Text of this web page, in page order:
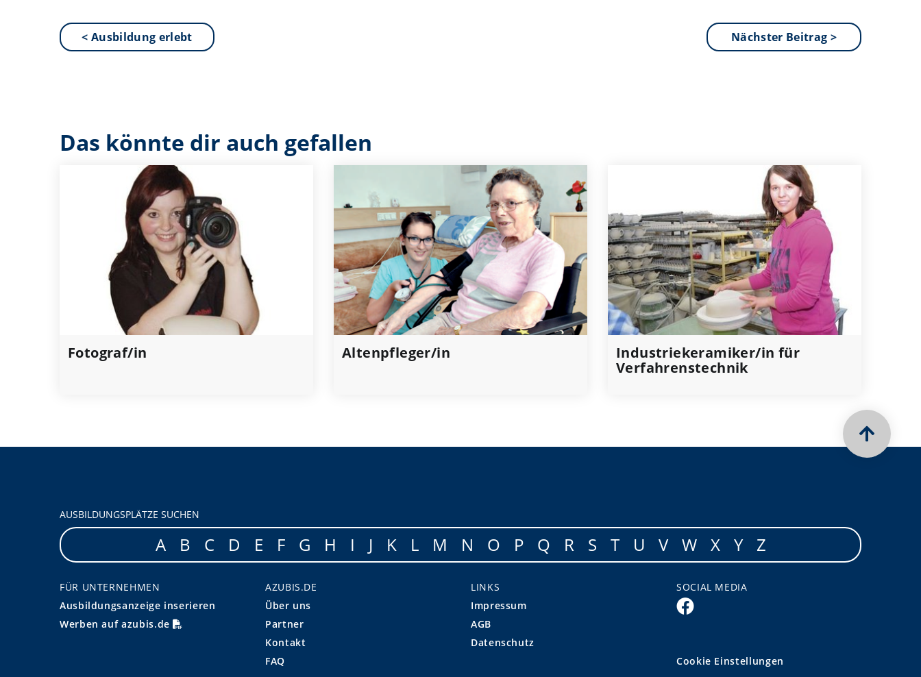
< Ausbildung erlebt Nächster Beitrag >
Das könnte dir auch gefallen
Fotograf/in Altenpfleger/in
Industriekeramiker/in für
Verfahrenstechnik
AUSBILDUNGSPLÄTZE SUCHEN
A B C D E F G H I J K L M N O P Q R S T U V W X Y Z
FÜR UNTERNEHMEN
Ausbildungsanzeige inserieren
Werben auf azubis.de
AZUBIS.DE
Über uns
Partner
Kontakt
FAQ
LINKS
Impressum
AGB
Datenschutz
SOCIAL MEDIA
Cookie Einstellungen